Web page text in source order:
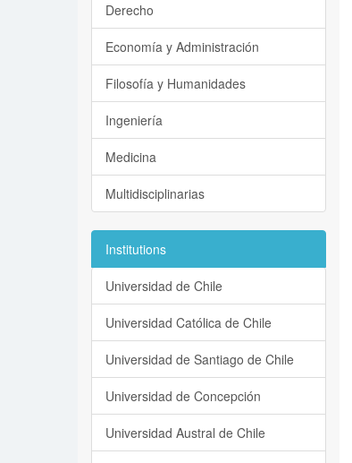
Derecho
Economía y Administración
Filosofía y Humanidades
Ingeniería
Medicina
Multidisciplinarias
Institutions
Universidad de Chile
Universidad Católica de Chile
Universidad de Santiago de Chile
Universidad de Concepción
Universidad Austral de Chile